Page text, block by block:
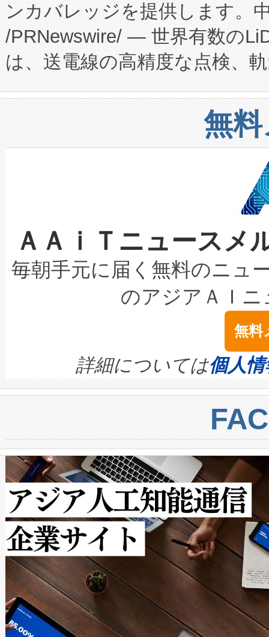
Fully-Connected Continuous
プログラムには、施設設計・
に関する技術移転および知的
構造化トレーニングカリキュ
上げおよび商用化段階におけ
設備整備および立ち上げ調整
加組織は、Enzeneのバイオ
選定された製品について、自
取得できる可能性もあります
設には、3億～4億ドルかか
最高経営責任者（CEO）であ
す。「当社のfully-connected
ームを利用すれば、6,000万
きます。この効率性は、フェ
ーエネルギー貯蔵システム（
た。 Voltaiq独自のAI搭載プラ
定、統合、導入、運用に至る
安全性を追跡し、確保する事
増加しているデータセンター
る電力網に大きな負担をかけ
事業者の負担軽減という課題
系統連系を迅速にし、ピーク
限を超えて利用可能な電力容
持できるよう貢献します。こ
ービスレベル契約（SLA）違
テリー性能の劣化によるダウ
念は、現在データセンターが
ます。 Voltaiq provides a
quality and reliability for AI
BESS stack to ensure battery
centers. Voltaiqは、ai&のAI
からシステム統合、試運転、
クルの各段階のデータを監視
[…]
ンカバレッジを提供します。
/PRNewswire/ — 世界有数の
は、送電線の高精度な点検、
や穀物倉庫におけるバルク材
リューション「Avia 2」を発
したAvia 2は、1,000メート
狭視野のFOVを切り替えるこ
ケーブル、枝などの細かな対
なレーザースポットにより、
な環境下でも豊かなディテー
キロメートル範囲を検出
LiDAR for Inspections,
は1535 nmレーザーを搭載。
イズの小径化を実現すること
す。ノーマルモードでは、
ートル先まで検出でき、これ
トに対して約600メートルに
では、反射率10％のターゲッ
で向上し、最大検知距離は
ットだけで最大1キロメート
ルの変電所周囲を監視でき、
作業と点群処理を簡素化でき
Avia 2は、2種類のFOVオプシ
× 80°のノーマルモード、長
ードを切り替えて使用するこ
無
ＡＡｉＴニュース
毎朝手元に届く無料のニュ
のアジアＡＩ
無料
詳細については個人